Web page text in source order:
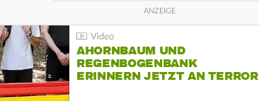
AHORNBAUM UND
REGENBOGENBANK
ERINNERN JETZT AN TERROR